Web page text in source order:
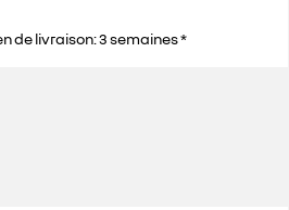
de livraison: 3 semaines *